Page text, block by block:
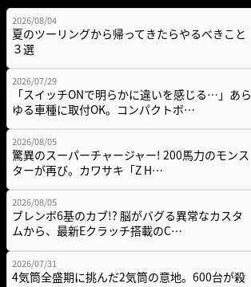
2026/08/04
夏のツーリングから帰ってきたらやるべきこと
３選
2026/07/29
「スイッチONで明らかに違いを感じる…」あら
ゆる車種に取付OK。コンパクトボ…
2026/08/05
驚異のスーパーチャージャー! 200馬力のモンス
ターが再び。カワサキ「Z H…
2026/08/05
ブレンボ6基のカブ!? 脳がバグる異常なカスタ
ムから、最新Eクラッチ搭載のC…
2026/07/31
4気筒全盛期に挑んだ2気筒の意地。600台が殺